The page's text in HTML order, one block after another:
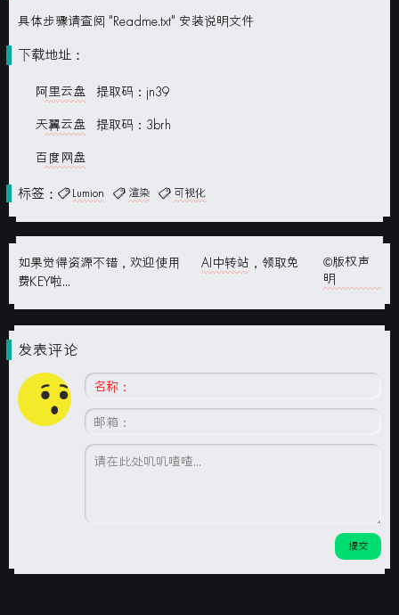
具体步骤请查阅 "Readme.txt" 安装说明文件
下载地址：
阿里云盘 提取码：jn39
天翼云盘 提取码：3brh
百度网盘
标签： Lumion 渲染 可视化
如果觉得资源不错，欢迎使用 AI中转站 ，领取免
费KEY啦...
©版权声
明
发表评论